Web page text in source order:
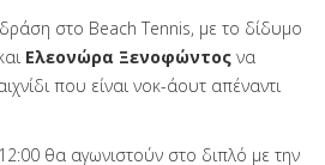
στο Beach Tennis, με το δίδυμο
Ελεονώρα Ξενοφώντος να
που είναι νοκ-άουτ απέναντι
θα αγωνιστούν στο διπλό με την